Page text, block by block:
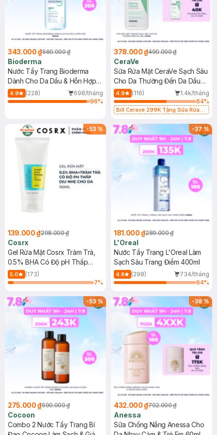
343.000 ₫560.000 ₫
Bioderma
Nước Tẩy Trang Bioderma
Dành Cho Da Dầu & Hỗn Hợp
500ml
4.9 (228)
698/tháng
96%
378.000 ₫490.000 ₫
CeraVe
Sữa Rửa Mặt CeraVe Sạch Sâu
Cho Da Thường Đến Da Dầu
473ml
4.9 (116)
1.4k/tháng
64%
Bill Cerave 299K Tặng Sữa Rửa
-53 %
139.000 ₫298.000 ₫
Cosrx
Gel Rửa Mặt Cosrx Tràm Trà,
0.5% BHA Có Độ pH Thấp
150ml
5.0
(173)
7%
-37%
181.000 ₫289.000 ₫
L'Oreal
Nước Tẩy Trang L'Oreal Làm
Sạch Sâu Trang Điểm 400ml
4.8 (298)
734/tháng
64%
-53%
275.000 ₫590.000 ₫
Cocoon
Combo 2 Nước Tẩy Trang Bí
-38%
432.000 ₫702.000 ₫
Anessa
Sữa Chống Nắng Anessa Cho